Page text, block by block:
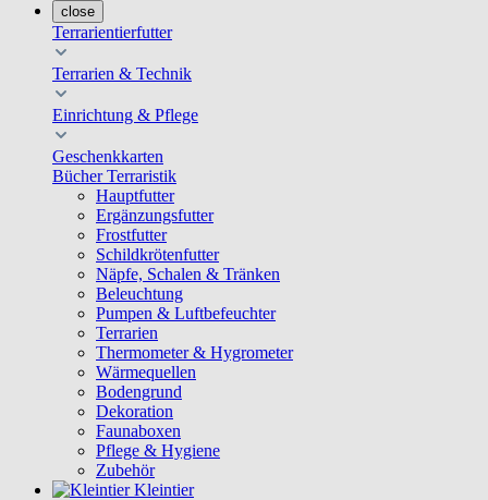
close
Terrarientierfutter
Terrarien & Technik
Einrichtung & Pflege
Geschenkkarten
Bücher Terraristik
Hauptfutter
Ergänzungsfutter
Frostfutter
Schildkrötenfutter
Näpfe, Schalen & Tränken
Beleuchtung
Pumpen & Luftbefeuchter
Terrarien
Thermometer & Hygrometer
Wärmequellen
Bodengrund
Dekoration
Faunaboxen
Pflege & Hygiene
Zubehör
Kleintier